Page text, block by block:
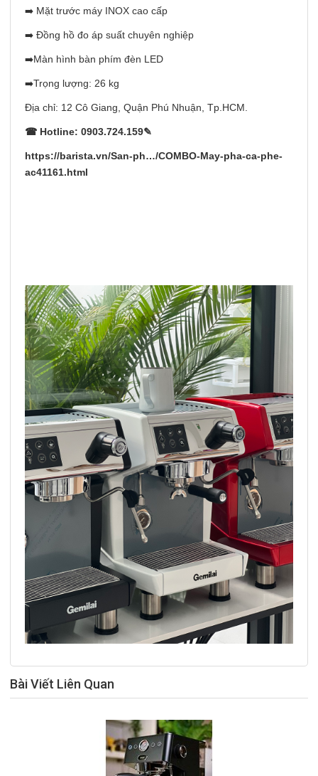
➡️ Mặt trước máy INOX cao cấp
➡️ Đồng hồ đo áp suất chuyên nghiệp
➡️Màn hình bàn phím đèn LED
➡️Trọng lượng: 26 kg
Địa chỉ: 12 Cô Giang, Quận Phú Nhuận, Tp.HCM.
☎ Hotline: 0903.724.159✎
https://barista.vn/San-ph…/COMBO-May-pha-ca-phe-
ac41161.html
Bài Viết Liên Quan